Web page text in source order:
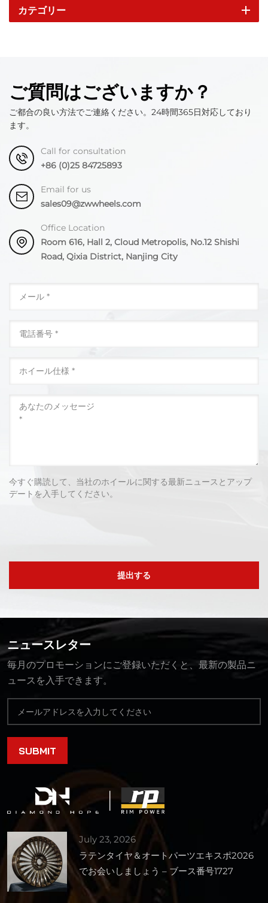
カテゴリー
ご質問はございますか？
ご都合の良い方法でご連絡ください。24時間365日対応しており
ます。
Call for consultation
+86 (0)25 84725893
Email for us
sales09@zwwheels.com
Office Location
Room 616, Hall 2, Cloud Metropolis, No.12 Shishi
Road, Qixia District, Nanjing City
今すぐ購読して、当社のホイールに関する最新ニュースとアップ
デートを入手してください。
提出する
ニュースレター
毎月のプロモーションにご登録いただくと、最新の製品ニ
ュースを入手できます。
July 23, 2026
ラテンタイヤ＆オートパーツエキスポ2026
でお会いしましょう – ブース番号1727